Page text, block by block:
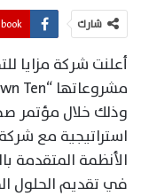
شارك
أعلنت شركة مزايا
وذلك خلال مؤتمر
استراتيجية مع
الأنظمة المتقدمة
في تقديم الحلول